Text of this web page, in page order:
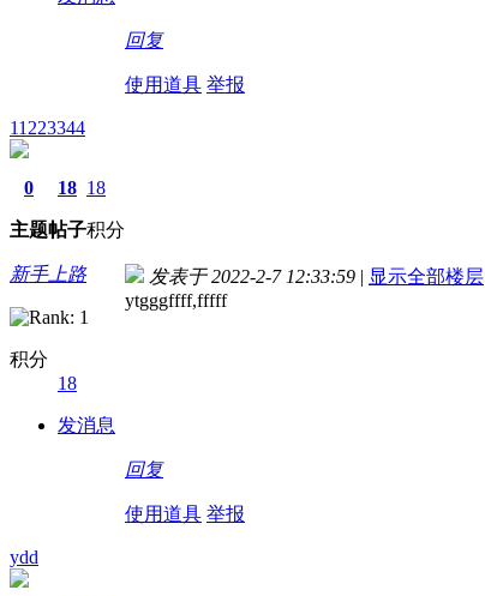
回复
使用道具 举报
11223344
0
主题
18
帖子
18
积分
新手上路
积分
18
发消息
发表于 2022-2-7 12:33:59 | 显示全部楼层
ytgggffff,fffff
回复
使用道具 举报
ydd